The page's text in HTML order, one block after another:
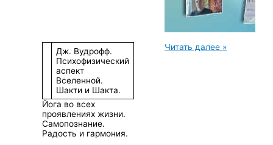
Дж. Вудрофф.
Психофизический
аспект
Вселенной.
Шакти и Шакта.
Йога во всех
проявлениях жизни.
Самопознание.
Радость и гармония.
OpenYoga
Читать далее »